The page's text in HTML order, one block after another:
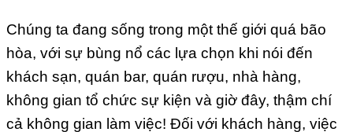
Chúng ta đang sống trong một thế giới quá bão
hòa, với sự bùng nổ các lựa chọn khi nói đến
khách sạn, quán bar, quán rượu, nhà hàng,
không gian tổ chức sự kiện và giờ đây, thậm chí
cả không gian làm việc! Đối với khách hàng, việc